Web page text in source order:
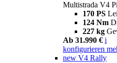
Multistrada V4
170 PS
124 Nm
227 kg
Ab 31.990 € i
konfigurieren
new V4 Rally